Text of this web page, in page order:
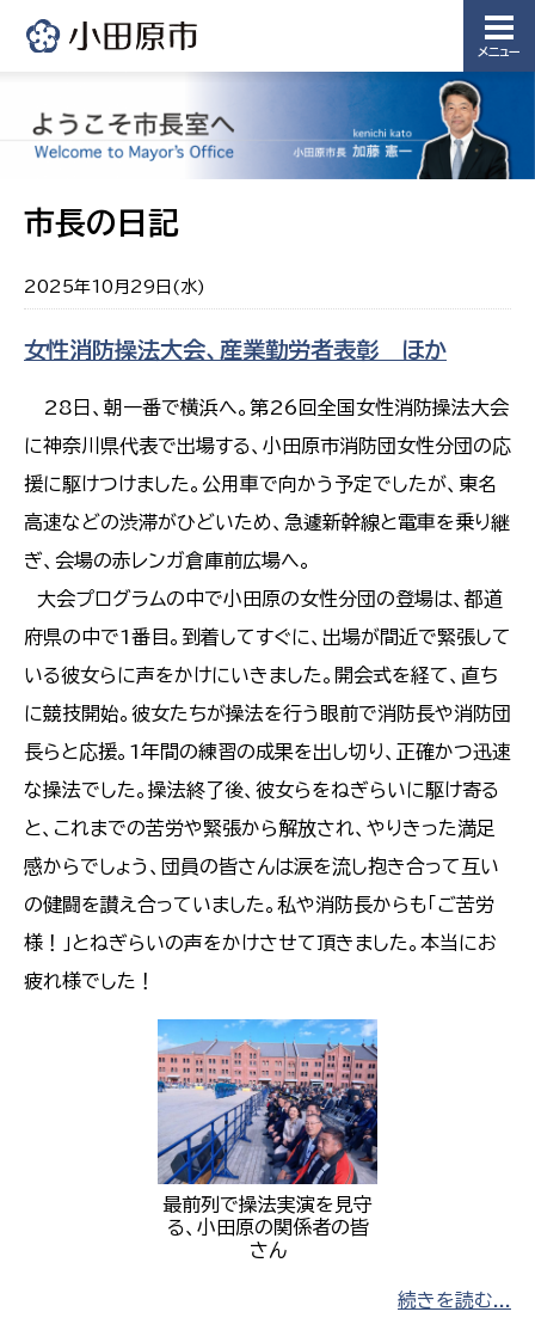
メニュー
市長の日記
2025年10月29日(水)
女性消防操法大会、産業勤労者表彰 ほか
28日、朝一番で横浜へ。第26回全国女性消防操法大会
に神奈川県代表で出場する、小田原市消防団女性分団の応
援に駆けつけました。公用車で向かう予定でしたが、東名
高速などの渋滞がひどいため、急遽新幹線と電車を乗り継
ぎ、会場の赤レンガ倉庫前広場へ。
大会プログラムの中で小田原の女性分団の登場は、都道
府県の中で1番目。到着してすぐに、出場が間近で緊張して
いる彼女らに声をかけにいきました。開会式を経て、直ち
に競技開始。彼女たちが操法を行う眼前で消防長や消防団
長らと応援。1年間の練習の成果を出し切り、正確かつ迅速
な操法でした。操法終了後、彼女らをねぎらいに駆け寄る
と、これまでの苦労や緊張から解放され、やりきった満足
感からでしょう、団員の皆さんは涙を流し抱き合って互い
の健闘を讃え合っていました。私や消防長からも「ご苦労
様！」とねぎらいの声をかけさせて頂きました。本当にお
疲れ様でした！
最前列で操法実演を見守
る、小田原の関係者の皆
さん
続きを読む...